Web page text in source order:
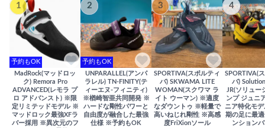
1
予約もOK
MadRock(マッドロッ
ク) Remora Pro
ADVANCED(レモラ プ
ロ アドバンスト) ※限
定リミテッドモデル ※
マッドロック最強XFラ
バー採用 ※異次元のフ
2
予約もOK
UNPARALLEL(アンパ
ラレル) TN-FINITY(テ
ィーエヌ-フィニティ)
※楢崎智亜共同開発 ※
ハードな剛性パワーと
自由度が融合した最強
仕様 ※予約もOK
3
SPORTIVA(スポルティ
バ) SKWAMA LITE
WOMAN(スクワマ ラ
イト ウーマン) ※適度
なダウントゥ ※軽量で
高いねじれ剛性 ※高感
度FriXionソール
4
SPORTIVA(
バ)
JR(ソリュー
ンプ ジュニ
ニア特化モ
期の足に最
ンション